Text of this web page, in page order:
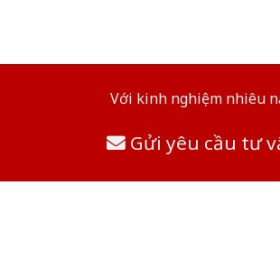
Với kinh nghiệm nhiêu
Gửi yêu cầu tư